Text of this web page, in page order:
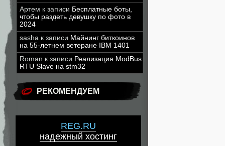
Артем к записи Бесплатные боты,
чтобы раздеть девушку по фото в
2024
sasha к записи Майнинг биткоинов
на 55-летнем ветеране IBM 1401
Roman к записи Реализация ModBus
RTU Slave на stm32
РЕКОМЕНДУЕМ
REG.RU
надежный хостинг